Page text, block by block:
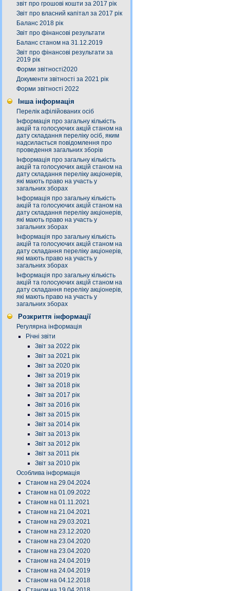
звіт про грошові кошти за 2017 рік
Звіт про власний капітал за 2017 рік
Баланс 2018 рік
Звіт про фінансові результати
Баланс станом на 31.12.2019
Звіт про фінансові результати за
2019 рік
Форми звітності2020
Документи звітності за 2021 рік
Форми звітності 2022
Інша інформація
Перелік афілійованих осіб
Інформація про загальну кількість
акцій та голосуючих акцій станом на
дату складання переліку осіб, яким
надсилається повідомлення про
проведення загальних зборів
Інформація про загальну кількість
акцій та голосуючих акцій станом на
дату складання переліку акціонерів,
які мають право на участь у
загальних зборах
Інформація про загальну кількість
акцій та голосуючих акцій станом на
дату складання переліку акціонерів,
які мають право на участь у
загальних зборах
Інформація про загальну кількість
акцій та голосуючих акцій станом на
дату складання переліку акціонерів,
які мають право на участь у
загальних зборах
Інформація про загальну кількість
акцій та голосуючих акцій станом на
дату складання переліку акціонерів,
які мають право на участь у
загальних зборах
Розкриття інформації
Регулярна інформація
Річні звіти
Звіт за 2022 рік
Звіт за 2021 рік
Звіт за 2020 рік
Звіт за 2019 рік
Звіт за 2018 рік
Звіт за 2017 рік
Звіт за 2016 рік
Звіт за 2015 рік
Звіт за 2014 рік
Звіт за 2013 рік
Звіт за 2012 рік
Звіт за 2011 рік
Звіт за 2010 рік
Особлива інформація
Станом на 29.04.2024
Станом на 01.09.2022
Станом на 01.11.2021
Станом на 21.04.2021
Станом на 29.03.2021
Станом на 23.12.2020
Станом на 23.04.2020
Станом на 23.04.2020
Станом на 24.04.2019
Станом на 24.04.2019
Станом на 04.12.2018